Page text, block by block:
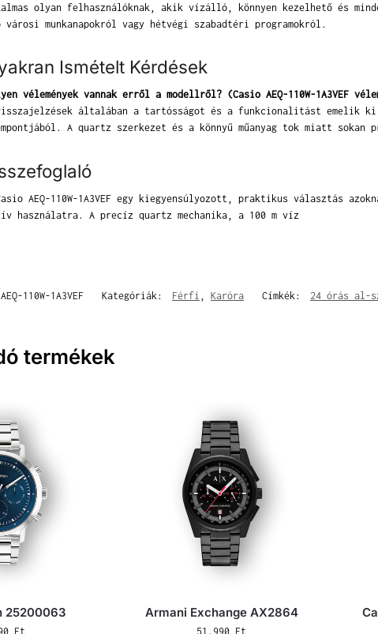
olyan felhasználóknak, akik vízálló, könnyen kezelhető és
városi munkanapokról vagy hétvégi szabadtéri programokról.
Ismételt Kérdések
vélemények vannak erről a modellről? (Casio AEQ-110W-1A3VEF
általában a tartósságot és a funkcionalitást emelik
A quartz szerkezet és a könnyű műanyag tok miatt
AEQ-110W-1A3VEF egy kiegyensúlyozott, praktikus választás
használatra. A precíz quartz mechanika, a 100 m víz
AEQ-110W-1A3VEF Kategóriák: Férfi , Karóra Címkék: 24 órás al-
termékek
25200063
Ft
Armani Exchange AX2864
51.990 Ft